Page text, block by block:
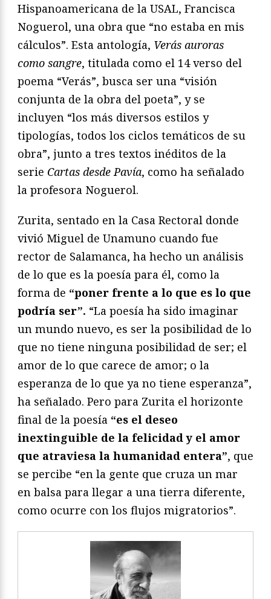
Hispanoamericana de la USAL, Francisca
Noguerol, una obra que “no estaba en mis
cálculos”. Esta antología, Verás auroras
como sangre, titulada como el 14 verso del
poema “Verás”, busca ser una “visión
conjunta de la obra del poeta”, y se
incluyen “los más diversos estilos y
tipologías, todos los ciclos temáticos de su
obra”, junto a tres textos inéditos de la
serie Cartas desde Pavía, como ha señalado
la profesora Noguerol.
Zurita, sentado en la Casa Rectoral donde
vivió Miguel de Unamuno cuando fue
rector de Salamanca, ha hecho un análisis
de lo que es la poesía para él, como la
forma de “poner frente a lo que es lo que
podría ser”. “La poesía ha sido imaginar
un mundo nuevo, es ser la posibilidad de lo
que no tiene ninguna posibilidad de ser; el
amor de lo que carece de amor; o la
esperanza de lo que ya no tiene esperanza”,
ha señalado. Pero para Zurita el horizonte
final de la poesía “es el deseo
inextinguible de la felicidad y el amor
que atraviesa la humanidad entera”, que
se percibe “en la gente que cruza un mar
en balsa para llegar a una tierra diferente,
como ocurre con los flujos migratorios”.